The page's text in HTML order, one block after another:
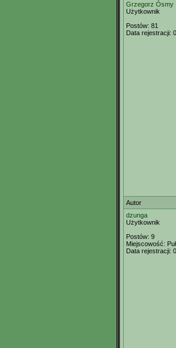
Grzegorz Ósmy
Użytkownik
Postów: 81
Data rejestracji:
Autor
dzunga
Użytkownik
Postów: 9
Miejscowość:
Data rejestracji: